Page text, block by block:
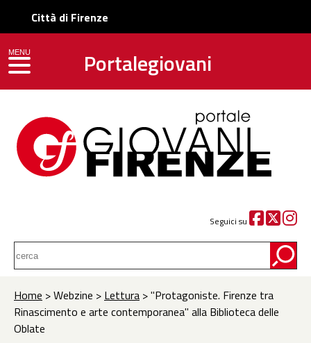
Città di Firenze
Portalegiovani
Seguici su
MENU
toggle navigation
Home > Webzine > Lettura > "Protagoniste. Firenze tra
Rinascimento e arte contemporanea" alla Biblioteca delle
Oblate